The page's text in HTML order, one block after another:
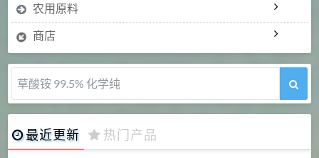
农用原料
商店
5-甲氧基吲哚 98%
最近更新 热门产品